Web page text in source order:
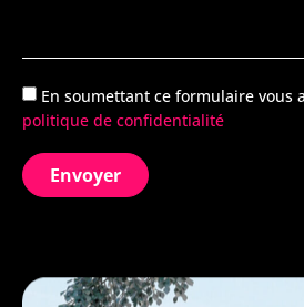
En soumettant ce formulaire vous
politique de confidentialité
Envoyer